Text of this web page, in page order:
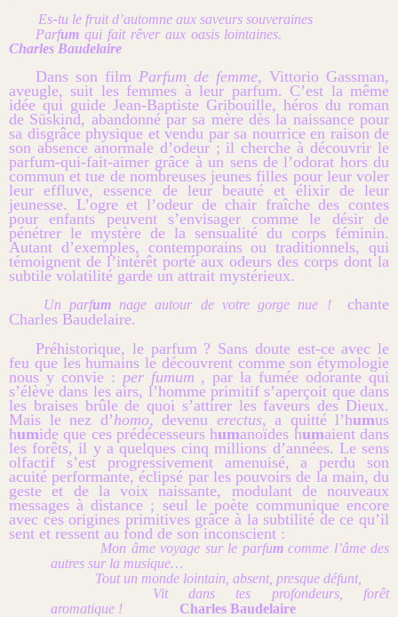
Es-tu le fruit d’automne aux saveurs souveraines
Parfum qui fait rêver aux oasis lointaines.
Charles Baudelaire
Dans son film Parfum de femme, Vittorio Gassman,
aveugle, suit les femmes à leur parfum. C’est la même
idée qui guide Jean-Baptiste Gribouille, héros du roman
de Süskind, abandonné par sa mère dès la naissance pour
sa disgrâce physique et vendu par sa nourrice en raison de
son absence anormale d’odeur ; il cherche à découvrir le
parfum-qui-fait-aimer grâce à un sens de l’odorat hors du
commun et tue de nombreuses jeunes filles pour leur voler
leur effluve, essence de leur beauté et élixir de leur
jeunesse. L’ogre et l’odeur de chair fraîche des contes
pour enfants peuvent s’envisager comme le désir de
pénétrer le mystère de la sensualité du corps féminin.
Autant d’exemples, contemporains ou traditionnels, qui
témoignent de l’intérêt porté aux odeurs des corps dont la
subtile volatilité garde un attrait mystérieux.
Un parfumnage autour de votre gorge nue !chante
Charles Baudelaire.
Préhistorique, le parfum ? Sans doute est-ce avec le
feu que les humains le découvrent comme son étymologie
nous y convie : per fumum , par la fumée odorante qui
s’élève dans les airs, l’homme primitif s’aperçoit que dans
les braises brûle de quoi s’attirer les faveurs des Dieux.
Mais le nez d’homo, devenu erectus, a quitté l’humus
humide que ces prédécesseurs humanoïdes humaient dans
les forêts, il y a quelques cinq millions d’années. Le sens
olfactif s’est progressivement amenuisé, a perdu son
acuité performante, éclipsé par les pouvoirs de la main, du
geste et de la voix naissante, modulant de nouveaux
messages à distance ; seul le poète communique encore
avec ces origines primitives grâce à la subtilité de ce qu’il
sent et ressent au fond de son inconscient :
Mon âme voyage sur le parfumcomme l’âme des
autres sur la musique…
Tout un monde lointain, absent, presque défunt,
Vit dans tes profondeurs, forêt
aromatique ! Charles Baudelaire